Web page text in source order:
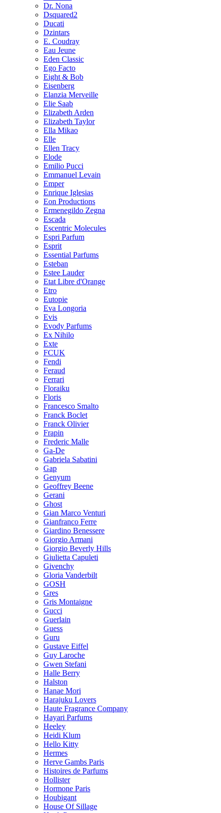
Dr. Nona
Dsquared2
Ducati
Dzintars
E. Coudray
Eau Jeune
Eden Classic
Ego Facto
Eight & Bob
Eisenberg
Elanzia Merveille
Elie Saab
Elizabeth Arden
Elizabeth Taylor
Ella Mikao
Elle
Ellen Tracy
Elode
Emilio Pucci
Emmanuel Levain
Emper
Enrique Iglesias
Eon Productions
Ermenegildo Zegna
Escada
Escentric Molecules
Espri Parfum
Esprit
Essential Parfums
Esteban
Estee Lauder
Etat Libre d'Orange
Etro
Eutopie
Eva Longoria
Evis
Evody Parfums
Ex Nihilo
Exte
FCUK
Fendi
Feraud
Ferrari
Floraiku
Floris
Francesco Smalto
Franck Boclet
Franck Olivier
Frapin
Frederic Malle
Ga-De
Gabriela Sabatini
Gap
Genyum
Geoffrey Beene
Gerani
Ghost
Gian Marco Venturi
Gianfranco Ferre
Giardino Benessere
Giorgio Armani
Giorgio Beverly Hills
Giulietta Capuleti
Givenchy
Gloria Vanderbilt
GOSH
Gres
Gris Montaigne
Gucci
Guerlain
Guess
Guru
Gustave Eiffel
Guy Laroche
Gwen Stefani
Halle Berry
Halston
Hanae Mori
Harajuku Lovers
Haute Fragrance Company
Hayari Parfums
Heeley
Heidi Klum
Hello Kitty
Hermes
Herve Gambs Paris
Histoires de Parfums
Hollister
Hormone Paris
Houbigant
House Of Sillage